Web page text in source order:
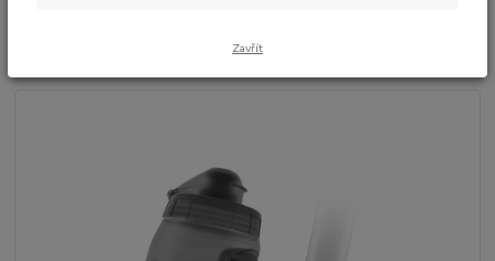
Zavřít